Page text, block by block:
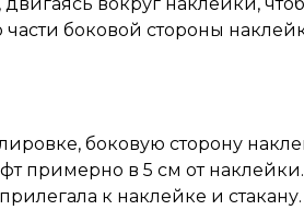
боковой стороны
боковую сторону
примерно в 5 см от
к наклейке и